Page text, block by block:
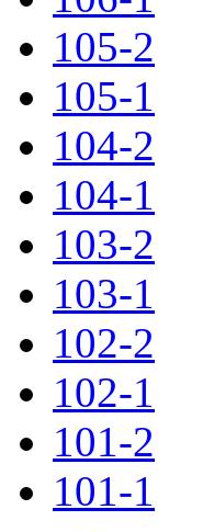
105-2
105-1
104-2
104-1
103-2
103-1
102-2
102-1
101-2
101-1